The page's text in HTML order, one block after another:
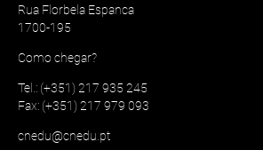
Rua Florbela Espanca
1700-195
Como chegar?
Tel.: (+351) 217 935 245
Fax: (+351) 217 979 093
cnedu@cnedu.pt